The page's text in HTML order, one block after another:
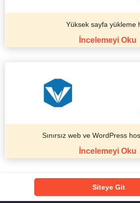
Yüksek sayfa yükleme
İncelemeyi Oku
Sınırsız web ve WordPress
İncelemeyi Oku
Siteye Git